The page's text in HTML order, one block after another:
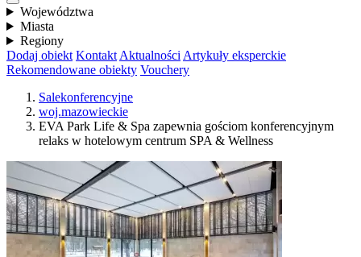
Województwa
Miasta
Regiony
Dodaj obiekt Kontakt Aktualności Artykuły eksperckie
Rekomendowane obiekty Vouchery
Salekonferencyjne
woj.mazowieckie
EVA Park Life & Spa zapewnia gościom konferencyjnym
relaks w hotelowym centrum SPA & Wellness